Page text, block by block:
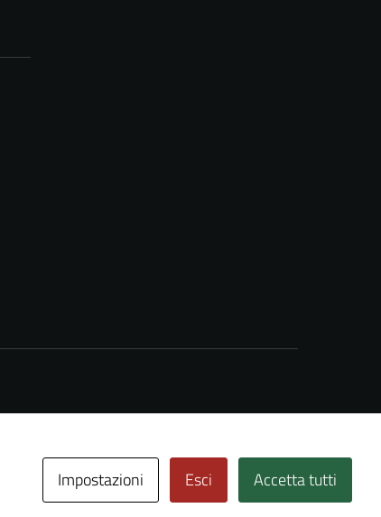
Impostazioni Esci Accetta tutti